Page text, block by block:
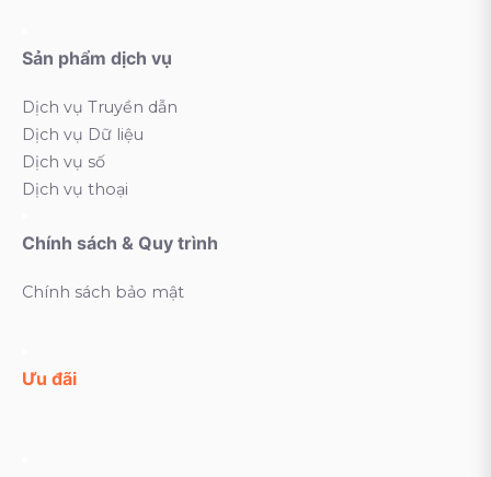
Sản phẩm dịch vụ
Dịch vụ Truyền dẫn
Dịch vụ Dữ liệu
Dịch vụ số
Dịch vụ thoại
Chính sách & Quy trình
Chính sách bảo mật
Ưu đãi